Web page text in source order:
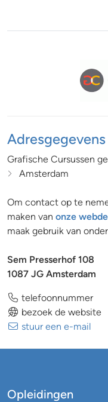
Adresgegevens
Grafische Cursussen
Amsterdam
Om contact op te
maken van onze
maak gebruik van
Sem Presserhof 108
1087 JG Amsterdam
telefoonnummer
bezoek de website
stuur een e-mail
Opleidingen